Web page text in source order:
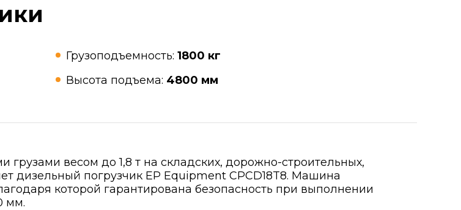
Грузоподъемность: 1800 кг
Высота подъема: 4800 мм
весом до 1,8 т на складских, дорожно-строительных,
дизельный погрузчик EP Equipment CPCD18T8. Машина
которой гарантирована безопасность при выполнении
мм.